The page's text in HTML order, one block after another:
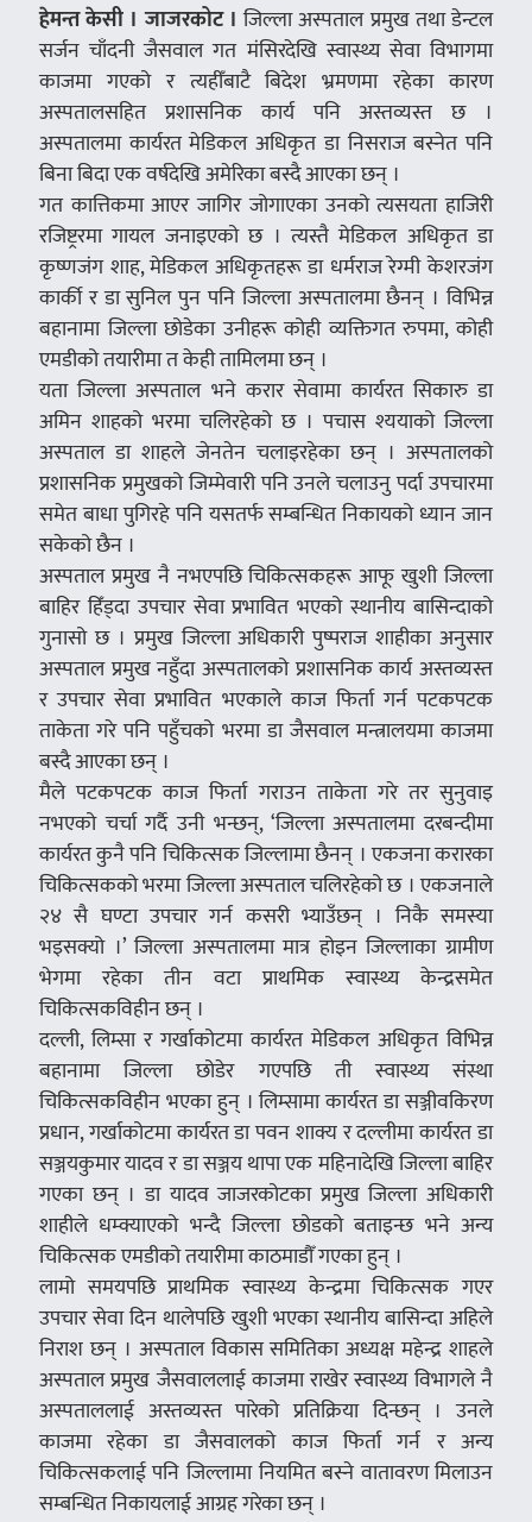
हेमन्त केसी । जाजरकोट । जिल्ला अस्पताल प्रमुख तथा डेन्टल
सर्जन चाँदनी जैसवाल गत मंसिरदेखि स्वास्थ्य सेवा विभागमा
काजमा गएको र त्यहीँबाटै बिदेश भ्रमणमा रहेका कारण
अस्पतालसहित प्रशासनिक कार्य पनि अस्तव्यस्त छ ।
अस्पतालमा कार्यरत मेडिकल अधिकृत डा निसराज बस्नेत पनि
बिना बिदा एक वर्षदेखि अमेरिका बस्दै आएका छन् ।
गत कात्तिकमा आएर जागिर जोगाएका उनको त्यसयता हाजिरी
रजिष्ट्ररमा गायल जनाइएको छ । त्यस्तै मेडिकल अधिकृत डा
कृष्णजंग शाह, मेडिकल अधिकृतहरू डा धर्मराज रेग्मी केशरजंग
कार्की र डा सुनिल पुन पनि जिल्ला अस्पतालमा छैनन् । विभिन्न
बहानामा जिल्ला छोडेका उनीहरू कोही व्यक्तिगत रुपमा, कोही
एमडीको तयारीमा त केही तामिलमा छन् ।
यता जिल्ला अस्पताल भने करार सेवामा कार्यरत सिकारु डा
अमिन शाहको भरमा चलिरहेको छ । पचास श्ययाको जिल्ला
अस्पताल डा शाहले जेनतेन चलाइरहेका छन् । अस्पतालको
प्रशासनिक प्रमुखको जिम्मेवारी पनि उनले चलाउनु पर्दा उपचारमा
समेत बाधा पुगिरहे पनि यसतर्फ सम्बन्धित निकायको ध्यान जान
सकेको छैन ।
अस्पताल प्रमुख नै नभएपछि चिकित्सकहरू आफू खुशी जिल्ला
बाहिर हिँड्दा उपचार सेवा प्रभावित भएको स्थानीय बासिन्दाको
गुनासो छ । प्रमुख जिल्ला अधिकारी पुष्पराज शाहीका अनुसार
अस्पताल प्रमुख नहुँदा अस्पतालको प्रशासनिक कार्य अस्तव्यस्त
र उपचार सेवा प्रभावित भएकाले काज फिर्ता गर्न पटकपटक
ताकेता गरे पनि पहुँचको भरमा डा जैसवाल मन्त्रालयमा काजमा
बस्दै आएका छन् ।
मैले पटकपटक काज फिर्ता गराउन ताकेता गरे तर सुनुवाइ
नभएको चर्चा गर्दै उनी भन्छन्, ‘जिल्ला अस्पतालमा दरबन्दीमा
कार्यरत कुनै पनि चिकित्सक जिल्लामा छैनन् । एकजना करारका
चिकित्सकको भरमा जिल्ला अस्पताल चलिरहेको छ । एकजनाले
२४ सै घण्टा उपचार गर्न कसरी भ्याउँछन् । निकै समस्या
भइसक्यो ।’ जिल्ला अस्पतालमा मात्र होइन जिल्लाका ग्रामीण
भेगमा रहेका तीन वटा प्राथमिक स्वास्थ्य केन्द्रसमेत
चिकित्सकविहीन छन् ।
दल्ली, लिम्सा र गर्खाकोटमा कार्यरत मेडिकल अधिकृत विभिन्न
बहानामा जिल्ला छोडेर गएपछि ती स्वास्थ्य संस्था
चिकित्सकविहीन भएका हुन् । लिम्सामा कार्यरत डा सञ्जीवकिरण
प्रधान, गर्खाकोटमा कार्यरत डा पवन शाक्य र दल्लीमा कार्यरत डा
सञ्जयकुमार यादव र डा सञ्जय थापा एक महिनादेखि जिल्ला बाहिर
गएका छन् । डा यादव जाजरकोटका प्रमुख जिल्ला अधिकारी
शाहीले धम्क्याएको भन्दै जिल्ला छोडको बताइन्छ भने अन्य
चिकित्सक एमडीको तयारीमा काठमाडौँ गएका हुन् ।
लामो समयपछि प्राथमिक स्वास्थ्य केन्द्रमा चिकित्सक गएर
उपचार सेवा दिन थालेपछि खुशी भएका स्थानीय बासिन्दा अहिले
निराश छन् । अस्पताल विकास समितिका अध्यक्ष महेन्द्र शाहले
अस्पताल प्रमुख जैसवाललाई काजमा राखेर स्वास्थ्य विभागले नै
अस्पताललाई अस्तव्यस्त पारेको प्रतिक्रिया दिन्छन् । उनले
काजमा रहेका डा जैसवालको काज फिर्ता गर्न र अन्य
चिकित्सकलाई पनि जिल्लामा नियमित बस्ने वातावरण मिलाउन
सम्बन्धित निकायलाई आग्रह गरेका छन् ।